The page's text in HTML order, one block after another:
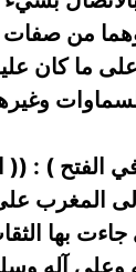
من
ما كان
الفتح ) : ((
المغرب على
جاءت بها
وعلى آله